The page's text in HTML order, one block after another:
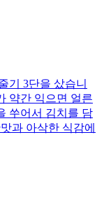
기 3단을 샀습니
약간 익으면 얼른
쑤어서 김치를 담
과 아삭한 식감에